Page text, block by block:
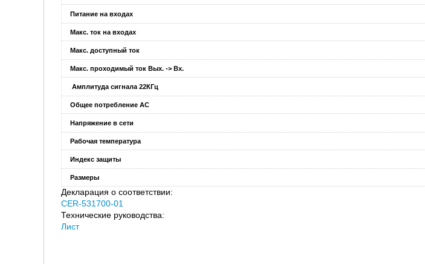
Питание на входах
Макс. ток на входах
Макс. доступный ток
Макс. проходимый ток Вых. -> Вх.
Амплитуда сигнала 22КГц
Общее потребление AC
Напряжение в сети
Рабочая температура
Индекс защиты
Размеры
Декларация о соответствии:
CER-531700-01
Технические руководства:
Лист